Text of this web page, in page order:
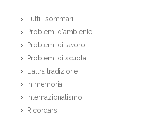
Tutti i sommari
Problemi d'ambiente
Problemi di lavoro
Problemi di scuola
L'altra tradizione
In memoria
Internazionalismo
Ricordarsi